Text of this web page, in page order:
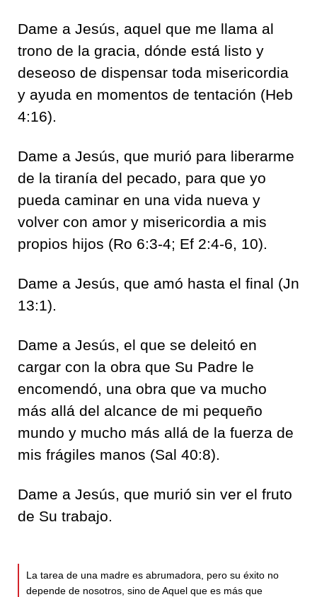
Dame a Jesús, aquel que me llama al
trono de la gracia, dónde está listo y
deseoso de dispensar toda misericordia
y ayuda en momentos de tentación (Heb
4:16).
Dame a Jesús, que murió para liberarme
de la tiranía del pecado, para que yo
pueda caminar en una vida nueva y
volver con amor y misericordia a mis
propios hijos (Ro 6:3-4; Ef 2:4-6, 10).
Dame a Jesús, que amó hasta el final (Jn
13:1).
Dame a Jesús, el que se deleitó en
cargar con la obra que Su Padre le
encomendó, una obra que va mucho
más allá del alcance de mi pequeño
mundo y mucho más allá de la fuerza de
mis frágiles manos (Sal 40:8).
Dame a Jesús, que murió sin ver el fruto
de Su trabajo.
La tarea de una madre es abrumadora, pero su éxito no
depende de nosotros, sino de Aquel que es más que